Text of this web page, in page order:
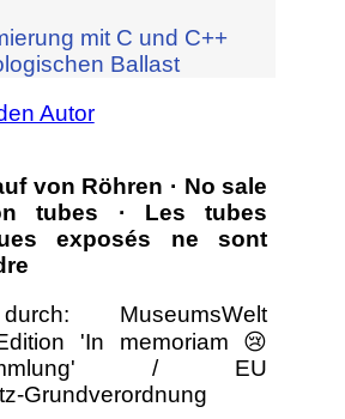
mit C und C++
Ballast
Autor
von Röhren · No sale
tubes · Les tubes
exposés ne sont
MuseumsWelt
'In memoriam 😢
/ EU
Grundverordnung